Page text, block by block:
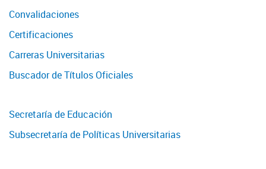
Convalidaciones
Certificaciones
Carreras Universitarias
Buscador de Títulos Oficiales
Secretaría de Educación
Subsecretaría de Políticas Universitarias